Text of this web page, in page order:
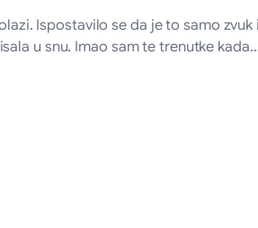
Ispostavilo se da je to samo
u snu. Imao sam te trenutke